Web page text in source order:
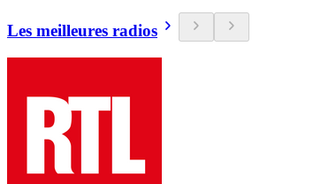
Les meilleures radios